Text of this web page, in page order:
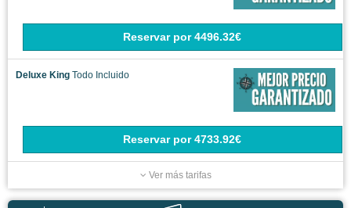
Reservar por 4496.32€
Deluxe King Todo Incluido
Reservar por 4733.92€
Ver más tarifas